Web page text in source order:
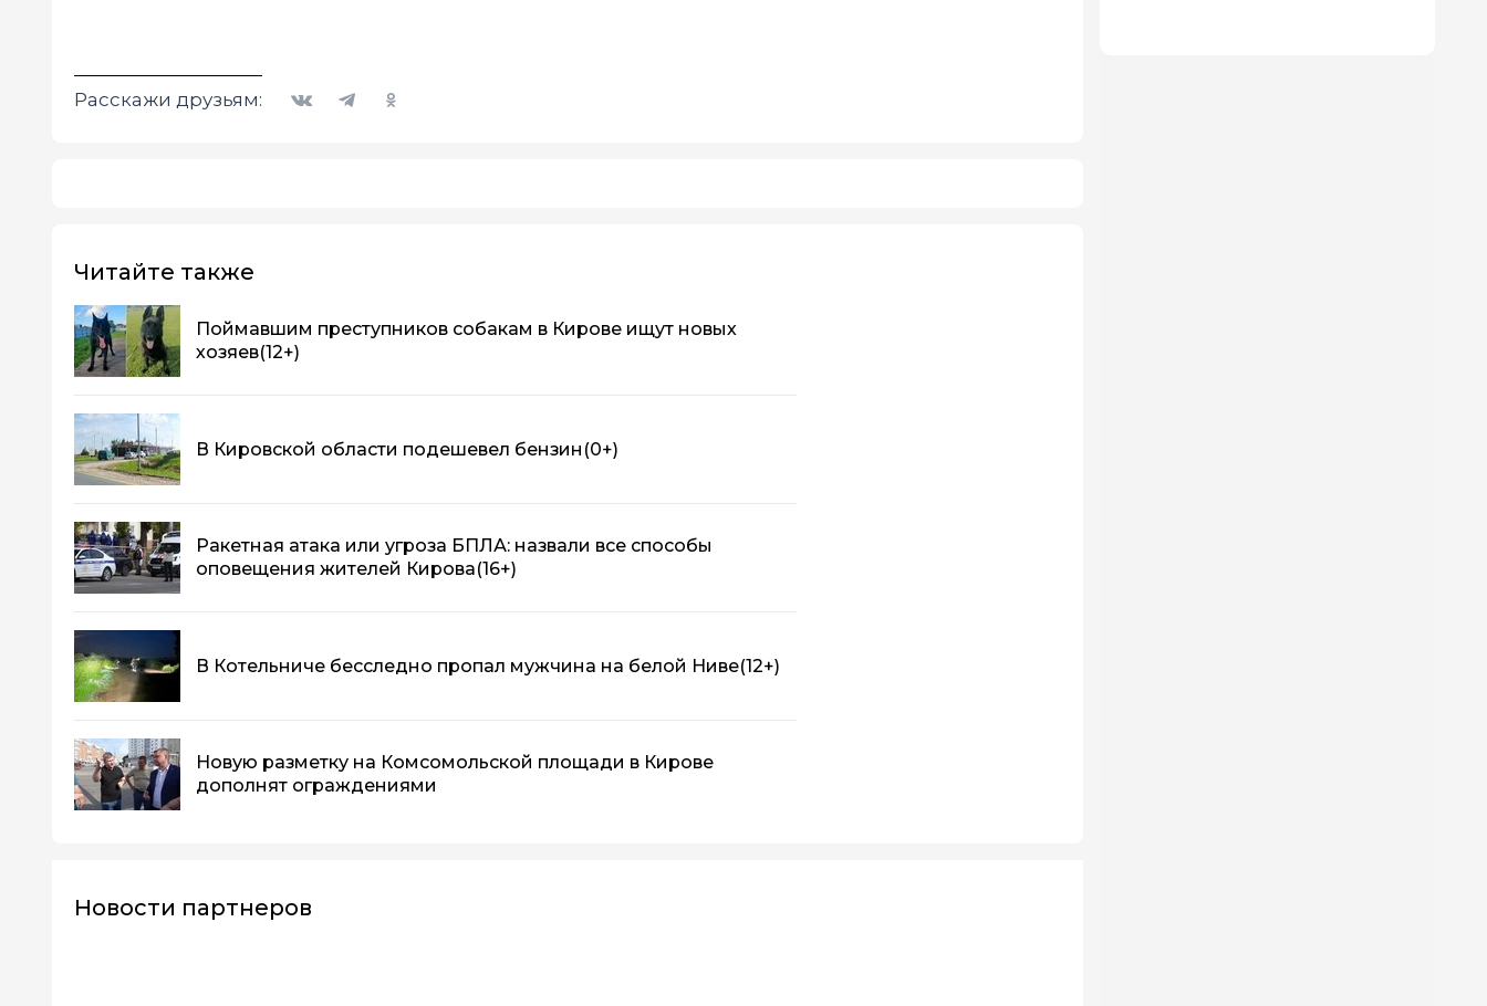
Расскажи друзьям:
Читайте также
Поймавшим преступников собакам в Кирове ищут новых
хозяев(12+)
В Кировской области подешевел бензин (0+)
Ракетная атака или угроза БПЛА: назвали все способы
оповещения жителей Кирова(16+)
В Котельниче бесследно пропал мужчина на белой Ниве(12+)
Новую разметку на Комсомольской площади в Кирове
дополнят ограждениями
Новости партнеров